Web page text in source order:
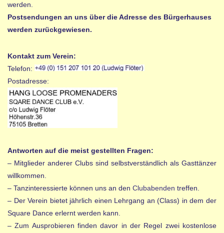
werden.
Postsendungen an uns über die Adresse des Bürgerhauses
werden zurückgewiesen.
Kontakt zum Verein:
Telefon:
Postadresse:
Antworten auf die meist gestellten Fragen:
– Mitglieder anderer Clubs sind selbstverständlich als Gasttänzer
willkommen.
– Tanzinteressierte können uns an den Clubabenden treffen.
– Der Verein bietet jährlich einen Lehrgang an (Class) in dem der
Square Dance erlernt werden kann.
– Zum Ausprobieren finden davor in der Regel zwei kostenlose